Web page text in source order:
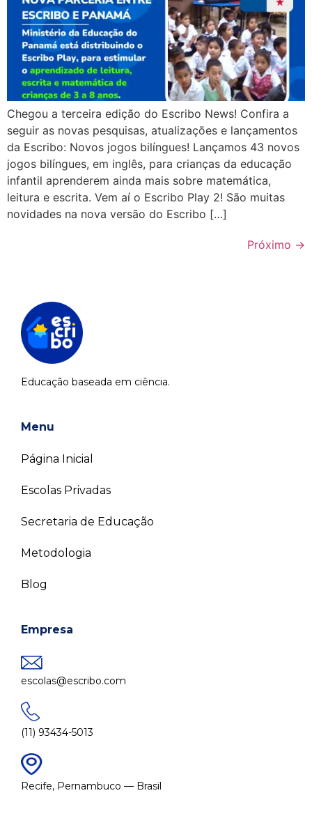
Chegou a terceira edição do Escribo News! Confira a
seguir as novas pesquisas, atualizações e lançamentos
da Escribo: Novos jogos bilíngues! Lançamos 43 novos
jogos bilíngues, em inglês, para crianças da educação
infantil aprenderem ainda mais sobre matemática,
leitura e escrita. Vem aí o Escribo Play 2! São muitas
novidades na nova versão do Escribo […]
Próximo →
Educação baseada em ciência.
Menu
Página Inicial
Escolas Privadas
Secretaria de Educação
Metodologia
Blog
Empresa
escolas@escribo.com
(11) 93434-5013
Recife, Pernambuco — Brasil